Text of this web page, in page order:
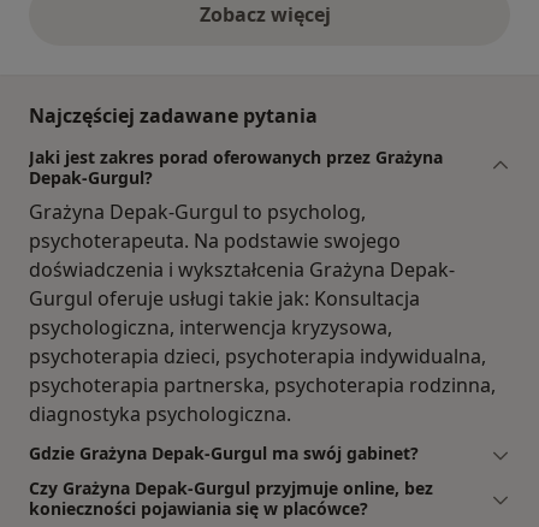
Zobacz więcejopinie powyżej
Najczęściej zadawane pytania
Jaki jest zakres porad oferowanych przez Grażyna
Depak-Gurgul?
Grażyna Depak-Gurgul to psycholog,
psychoterapeuta. Na podstawie swojego
doświadczenia i wykształcenia Grażyna Depak-
Gurgul oferuje usługi takie jak: Konsultacja
psychologiczna, interwencja kryzysowa,
psychoterapia dzieci, psychoterapia indywidualna,
psychoterapia partnerska, psychoterapia rodzinna,
diagnostyka psychologiczna.
Gdzie Grażyna Depak-Gurgul ma swój gabinet?
Czy Grażyna Depak-Gurgul przyjmuje online, bez
konieczności pojawiania się w placówce?